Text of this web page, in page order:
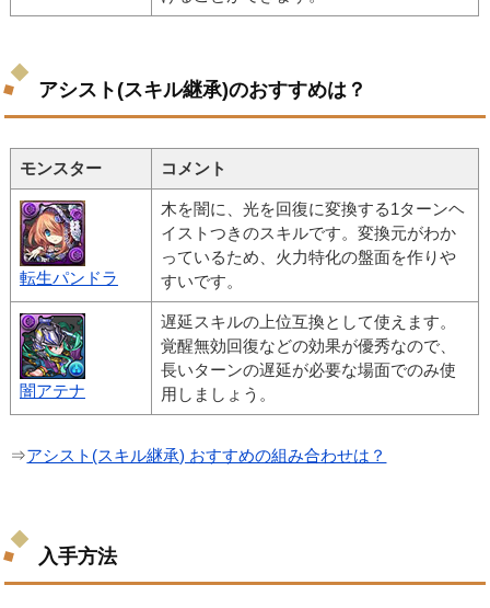
アシスト(スキル継承)のおすすめは？
モンスター コメント
転生パンドラ
木を闇に、光を回復に変換する1ターンヘ
イストつきのスキルです。変換元がわか
っているため、火力特化の盤面を作りや
すいです。
闇アテナ
遅延スキルの上位互換として使えます。
覚醒無効回復などの効果が優秀なので、
長いターンの遅延が必要な場面でのみ使
用しましょう。
⇒アシスト(スキル継承) おすすめの組み合わせは？
入手方法